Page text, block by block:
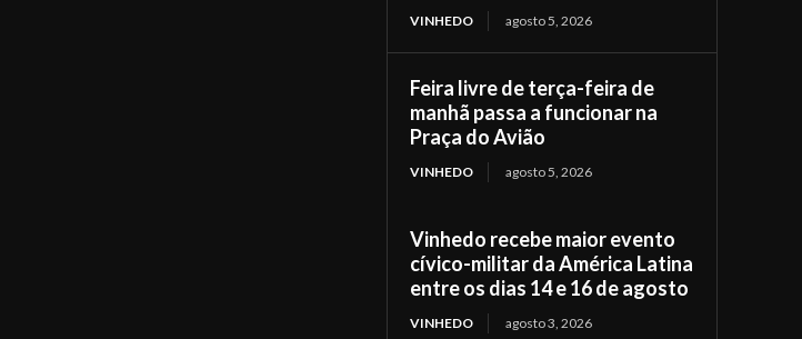
VINHEDO agosto 5, 2026
Feira livre de terça-feira de
manhã passa a funcionar na
Praça do Avião
VINHEDO agosto 5, 2026
Vinhedo recebe maior evento
cívico-militar da América Latina
entre os dias 14 e 16 de agosto
VINHEDO agosto 3, 2026